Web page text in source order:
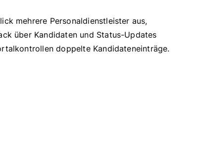
mehrere Personaldienstleister aus,
über Kandidaten und Status-Updates
doppelte Kandidateneinträge.